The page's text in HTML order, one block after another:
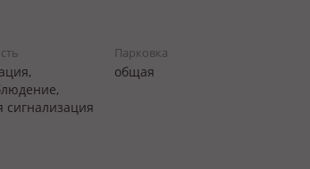
сигнализация
Парковка
общая